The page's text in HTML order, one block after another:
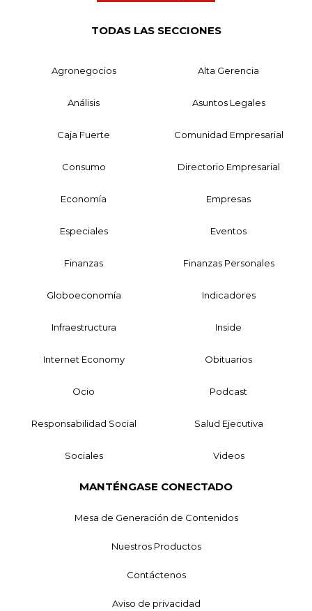
TODAS LAS SECCIONES
Agronegocios Alta Gerencia
Análisis Asuntos Legales
Caja Fuerte Comunidad Empresarial
Consumo Directorio Empresarial
Economía Empresas
Especiales Eventos
Finanzas Finanzas Personales
Globoeconomía Indicadores
Infraestructura Inside
Internet Economy Obituarios
Ocio Podcast
Responsabilidad Social Salud Ejecutiva
Sociales Videos
MANTÉNGASE CONECTADO
Mesa de Generación de Contenidos
Nuestros Productos
Contáctenos
Aviso de privacidad